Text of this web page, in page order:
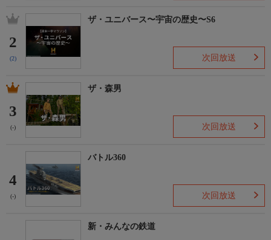
2
(2)
ザ・ユニバース〜宇宙の歴史〜S6
次回放送
3
(-)
ザ・森男
次回放送
4
(-)
バトル360
次回放送
新・みんなの鉄道